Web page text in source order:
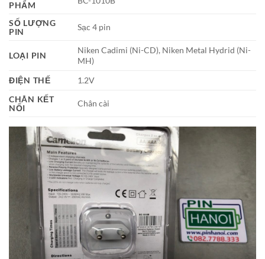
PHẨM
SỐ LƯỢNG
PIN
Sạc 4 pin
LOẠI PIN
Niken Cadimi (Ni-CD), Niken Metal Hydrid (Ni-
MH)
ĐIỆN THẾ
1.2V
CHÂN KẾT
NỐI
Chân cài